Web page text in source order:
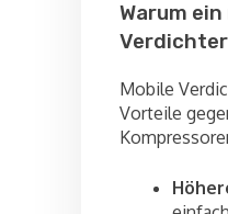
Warum
Mobile
Vorteile